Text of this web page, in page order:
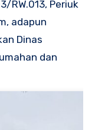
RW.013, Periuk
adapun
Dinas
dan